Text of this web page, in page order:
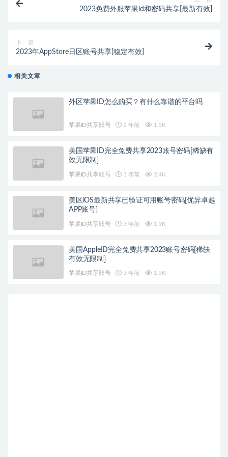
2023免费外服苹果id和密码共享[最新有效]
下一篇
2023年AppStore日区账号共享[稳定有效]
相关文章
外区苹果ID怎么购买？有什么靠谱的平台吗
苹果ID共享账号 2 年前 1.5K
美国苹果ID完全免费共享2023账号密码[稀缺有
效无限制]
苹果ID共享账号 3 年前 2.4K
美区iOS最新共享已验证可用账号密码[优异卓越
APP账号]
苹果ID共享账号 3 年前 1.1K
美国AppleID完全免费共享2023账号密码[稀缺
有效无限制]
苹果ID共享账号 3 年前 1.5K